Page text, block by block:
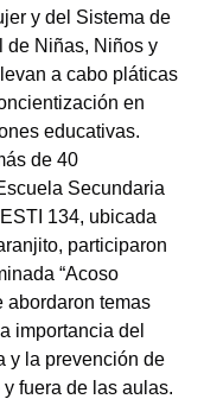
y del Sistema de
de Niñas, Niños y
a cabo pláticas
en
educativas.
de 40
Secundaria
134, ubicada
participaron
“Acoso
abordaron temas
importancia del
y la prevención de
fuera de las aulas.